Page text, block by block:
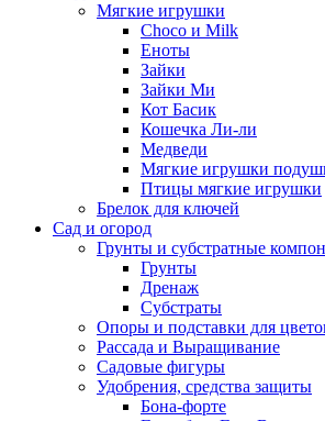
Мягкие игрушки
Choco и Milk
Еноты
Зайки
Зайки Ми
Кот Басик
Кошечка Ли-ли
Медведи
Мягкие игрушки
Птицы мягкие игрушки
Брелок для ключей
Сад и огород
Грунты и субстратные
Грунты
Дренаж
Субстраты
Опоры и подставки для
Рассада и Выращивание
Садовые фигуры
Удобрения, средства защиты
Бона-форте